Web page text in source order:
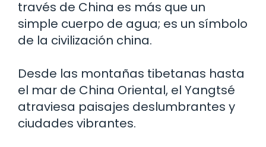
través de China es más que un
simple cuerpo de agua; es un símbolo
de la civilización china.
Desde las montañas tibetanas hasta
el mar de China Oriental, el Yangtsé
atraviesa paisajes deslumbrantes y
ciudades vibrantes.